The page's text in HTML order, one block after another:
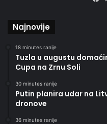
Najnovije
18 minutes ranije
Tuzla u augustu
Cupa na Zrnu Soli
30 minutes ranije
Putin planira udar na
dronove
36 minutes ranije